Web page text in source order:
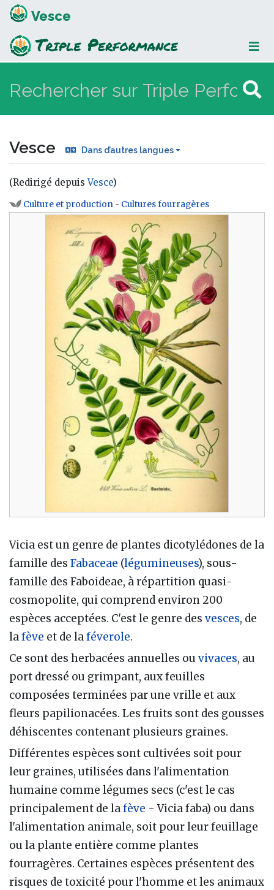
Vesce
Vesce Dans d’autres langues
(Redirigé depuisVesce)
Aller à :navigation,rechercher
Culture et production - Cultures fourragères
Vicia est un genre de plantes dicotylédones de la
famille des Fabaceae (légumineuses), sous-
famille des Faboideae, à répartition quasi-
cosmopolite, qui comprend environ 200
espèces acceptées. C'est le genre des vesces, de
lafève et de laféverole.
Ce sont des herbacées annuelles ou vivaces, au
port dressé ou grimpant, aux feuilles
composées terminées par une vrille et aux
fleurs papilionacées. Les fruits sont des gousses
déhiscentes contenant plusieurs graines.
Différentes espèces sont cultivées soit pour
leur graines, utilisées dans l'alimentation
humaine comme légumes secs (c'est le cas
principalement de lafève - Vicia faba) ou dans
l'alimentation animale, soit pour leur feuillage
ou la plante entière comme plantes
fourragères. Certaines espèces présentent des
risques de toxicité pour l'homme et les animaux